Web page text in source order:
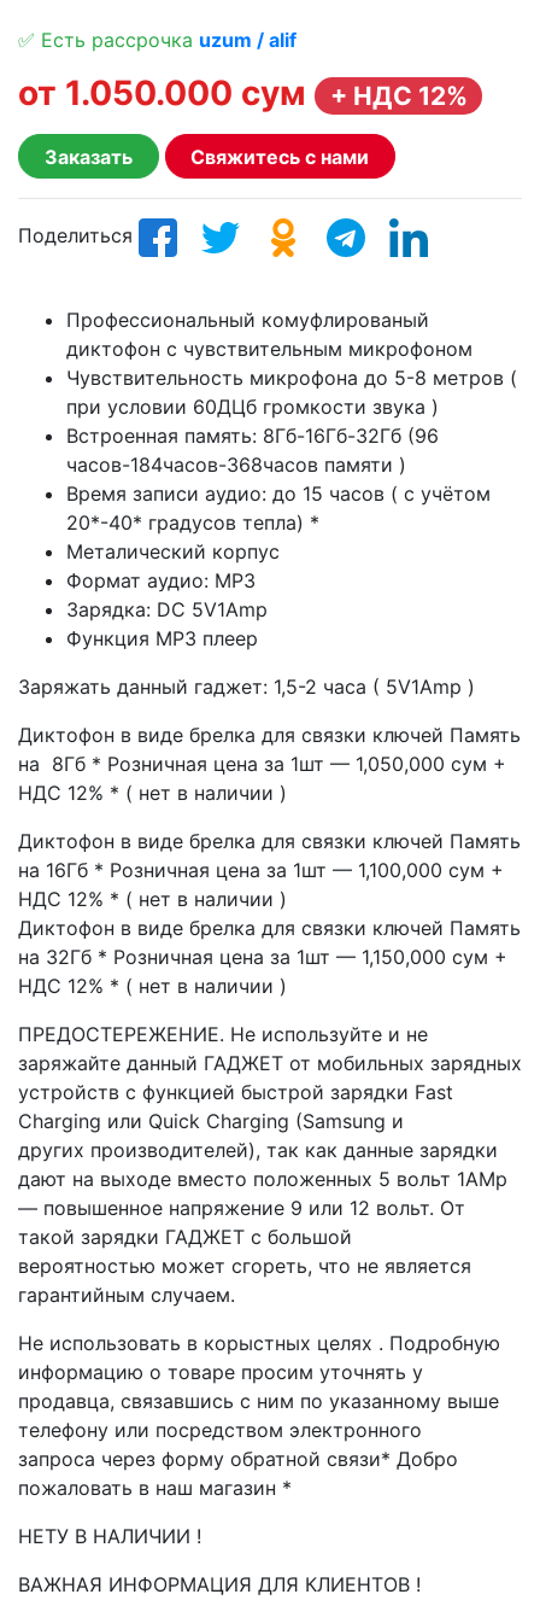
✅ Есть рассрочка uzum / alif
от 1.050.000 сум + НДС 12%
Заказать Свяжитесь с нами
Поделиться
Профессиональный комуфлированый
диктофон с чувствительным микрофоном
Чувствительность микрофона до 5-8 метров (
при условии 60ДЦб громкости звука )
Встроенная память: 8Гб-16Гб-32Гб (96
часов-184часов-368часов памяти )
Время записи аудио: до 15 часов ( с учётом
20*-40* градусов тепла) *
Металический корпус
Формат аудио: MP3
Зарядка: DC 5V1Amp
Функция MP3 плеер
Заряжать данный гаджет: 1,5-2 часа ( 5V1Amp )
Диктофон в виде брелка для связки ключей Память
на 8Гб * Розничная цена за 1шт — 1,050,000 сум +
НДС 12% * ( нет в наличии )
Диктофон в виде брелка для связки ключей Память
на 16Гб * Розничная цена за 1шт — 1,100,000 сум +
НДС 12% * ( нет в наличии )
Диктофон в виде брелка для связки ключей Память
на 32Гб * Розничная цена за 1шт — 1,150,000 сум +
НДС 12% * ( нет в наличии )
ПРЕДОСТЕРЕЖЕНИЕ. Не используйте и не
заряжайте данный ГАДЖЕТ от мобильных зарядных
устройств с функцией быстрой зарядки Fast
Charging или Quick Charging (Samsung и
других производителей), так как данные зарядки
дают на выходе вместо положенных 5 вольт 1AMp
— повышенное напряжение 9 или 12 вольт. От
такой зарядки ГАДЖЕТ с большой
вероятностью может сгореть, что не является
гарантийным случаем.
Не использовать в корыстных целях . Подробную
информацию о товаре просим уточнять у
продавца, связавшись с ним по указанному выше
телефону или посредством электронного
запроса через форму обратной связи* Добро
пожаловать в наш магазин *
НЕТУ В НАЛИЧИИ !
ВАЖНАЯ ИНФОРМАЦИЯ ДЛЯ КЛИЕНТОВ !